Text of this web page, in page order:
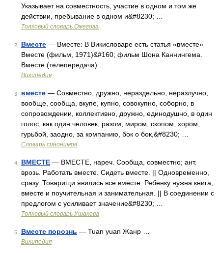
Указывает на совместность, участие в одном и том же
действии, пребывание в одном и&#8230; …
Толковый словарь Ожегова
2 Вместе — Вместе: В Викисловаре есть статья «вместе»
Вместе (фильм, 1971)&#160; фильм Шона Каннингема.
Вместе (телепередача) …
Википедия
3 вместе — Совместно, дружно, нераздельно, неразлучно,
вообще, сообща, вкупе, купно, совокупно, соборно, в
сопровождении, коллективно, дружно, единодушно, в один
голос, как один человек, разом, миром, скопом, хором,
гурьбой, заодно, за компанию, бок о бок,&#8230; …
Словарь синонимов
4 ВМЕСТЕ — ВМЕСТЕ, нареч. Сообща, совместно; ант.
врозь. Работать вместе. Сидеть вместе. || Одновременно,
сразу. Товарищи явились все вместе. Ребенку нужна книга,
вместе и поучительная и занимательная. || В соединении с
предлогом с усиливает значение&#8230; …
Толковый словарь Ушакова
5 Вместе порознь — Tuan yuan Жанр …
Википедия